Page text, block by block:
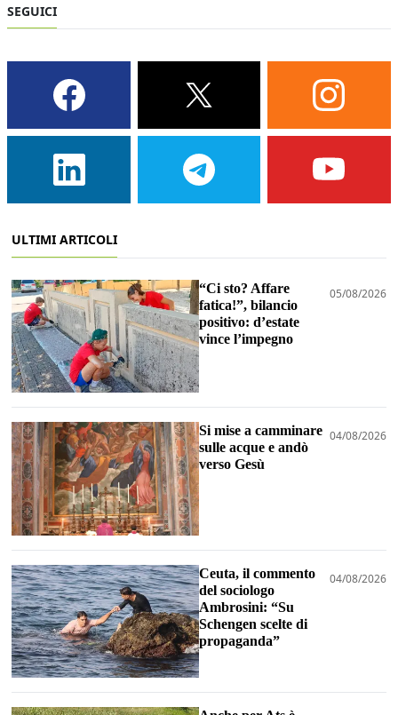
SEGUICI
ULTIMI ARTICOLI
“Ci sto? Affare
fatica!”, bilancio
positivo: d’estate
vince l’impegno
05/08/2026
Si mise a camminare
sulle acque e andò
verso Gesù
04/08/2026
Ceuta, il commento
del sociologo
Ambrosini: “Su
Schengen scelte di
propaganda”
04/08/2026